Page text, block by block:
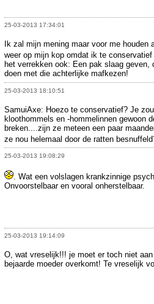
25-03-2013 17:34:01
Ik zal mijn mening maar voor me houden
weer op mijn kop omdat ik te conservatief
het verrekken ook: Een pak slaag geven,
doen met die achterlijke mafkezen!
25-03-2013 18:10:51
SamuiAxe: Hoezo te conservatief? Je
kloothommels en -hommelinnen gewoon
breken....zijn ze meteen een paar
ze nou helemaal door de ratten
25-03-2013 19:08:29
. Wat een volslagen krankzinnige
Onvoorstelbaar en vooral onherstelbaar.
25-03-2013 19:14:09
O, wat vreselijk!!! je moet er toch niet
bejaarde moeder overkomt! Te vreselijk